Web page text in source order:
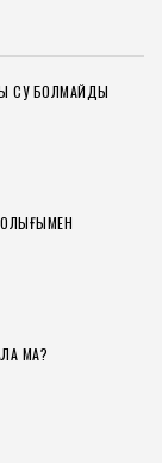
СУ БОЛМАЙДЫ
МА?